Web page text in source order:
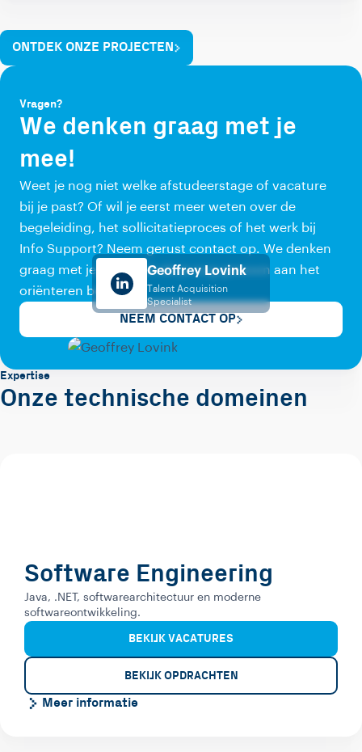
ONTDEK ONZE PROJECTEN
Vragen?
We denken graag met je
mee!
Weet je nog niet welke afstudeerstage of vacature
bij je past? Of wil je eerst meer weten over de
begeleiding, het sollicitatieproces of het werk bij
Info Support? Neem gerust contact op. We denken
graag met je mee, ook als je nog gewoon aan het
oriënteren bent.
NEEM CONTACT OP
Geoffrey Lovink
Talent Acquisition
Specialist
Expertise
Onze technische domeinen
Software Engineering
Java, .NET, softwarearchitectuur en moderne
softwareontwikkeling.
BEKIJK VACATURES
BEKIJK OPDRACHTEN
Meer informatie